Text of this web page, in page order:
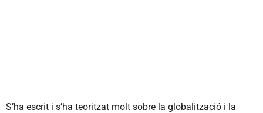
S’ha escrit i s’ha teoritzat molt sobre la globalització i la